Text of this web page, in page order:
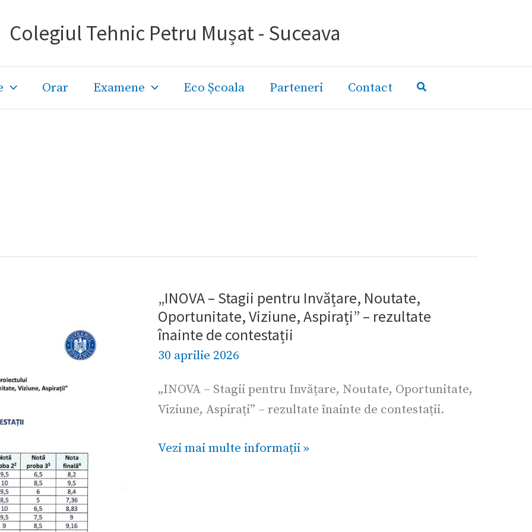
Colegiul Tehnic Petru Mușat - Suceava
Orar Examene Eco Școala Parteneri Contact
„INOVA – Stagii pentru Invățare, Noutate,
Oportunitate, Viziune, Aspirați” – rezultate
înainte de contestații
30 aprilie 2026
„INOVA – Stagii pentru Invățare, Noutate, Oportunitate,
Viziune, Aspirați” – rezultate înainte de contestații.
„INOVA
–
Stagii
pentru
Noutate,
Oportunitate,
Viziune,
Vezi mai multe informații »